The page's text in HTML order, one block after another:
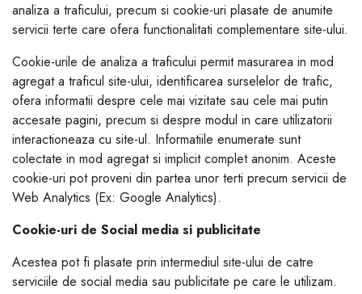
analiza a traficului, precum si cookie-uri plasate de anumite
servicii terte care ofera functionalitati complementare site-ului.
Cookie-urile de analiza a traficului permit masurarea in mod
agregat a traficul site-ului, identificarea surselelor de trafic,
ofera informatii despre cele mai vizitate sau cele mai putin
accesate pagini, precum si despre modul in care utilizatorii
interactioneaza cu site-ul. Informatiile enumerate sunt
colectate in mod agregat si implicit complet anonim. Aceste
cookie-uri pot proveni din partea unor terti precum servicii de
Web Analytics (Ex: Google Analytics).
Cookie-uri de Social media si publicitate
Acestea pot fi plasate prin intermediul site-ului de catre
serviciile de social media sau publicitate pe care le utilizam.